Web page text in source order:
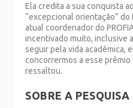
Ela credita a sua conquista
“excepcional orientação” do
atual coordenador do
incentivado muito, inclusive
seguir pela vida acadêmica,
concorrermos a esse prêmio
ressaltou.
SOBRE A PESQUISA